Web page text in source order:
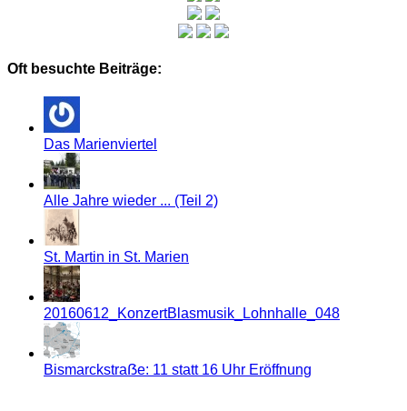
Oft besuchte Beiträge:
Das Marienviertel
Alle Jahre wieder ... (Teil 2)
St. Martin in St. Marien
20160612_KonzertBlasmusik_Lohnhalle_048
Bismarckstraẞe: 11 statt 16 Uhr Eröffnung